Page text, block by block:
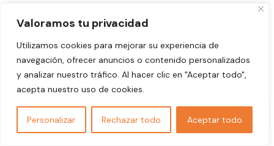
Valoramos tu privacidad
Utilizamos cookies para mejorar su experiencia de
navegación, ofrecer anuncios o contenido personalizados
y analizar nuestro tráfico. Al hacer clic en "Aceptar todo",
acepta nuestro uso de cookies.
Personalizar Rechazar todo Aceptar todo
EL BOSQUE ENCANTADO 2006 SLL se
reserva el derecho a realizar concursos y
promociones, en los que podrá participar el
usuario unido a su página. Las bases de cada
uno de ellos, cuando se utilice para ello la
plataforma de la Red Social, serán publicadas en